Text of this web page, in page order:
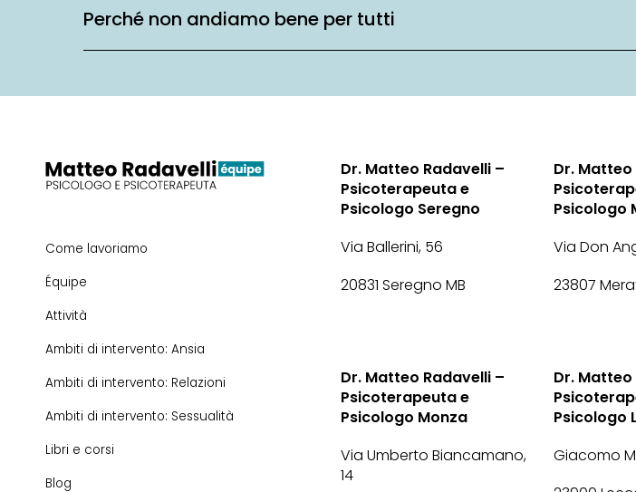
Perché non andiamo bene per tutti
Come lavoriamo
Équipe
Attività
Ambiti di intervento: Ansia
Ambiti di intervento: Relazioni
Ambiti di intervento: Sessualità
Libri e corsi
Blog
Dr. Matteo Radavelli –
Psicoterapeuta e
Psicologo Seregno
Via Ballerini, 56
20831 Seregno MB
Dr.
Psicologo
Via Don
23807
Dr. Matteo Radavelli –
Psicoterapeuta e
Psicologo Monza
Via Umberto Biancamano,
14
Dr.
Psicologo
Giacomo